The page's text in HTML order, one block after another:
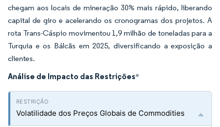
chegam aos locais de mineração 30% mais rápido, liberando
capital de giro e acelerando os cronogramas dos projetos. A
rota Trans-Cáspio movimentou 1,9 milhão de toneladas para a
Turquia e os Bálcãs em 2025, diversificando a exposição a
clientes.
Análise de Impacto das Restrições*
Volatilidade dos Preços Globais de Commodities